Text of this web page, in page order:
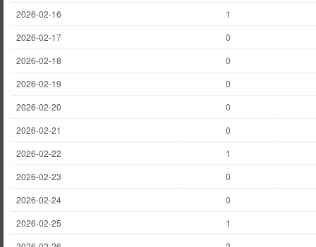
2026-02-16
1
2026-02-17
0
2026-02-18
0
2026-02-19
0
2026-02-20
0
2026-02-21
0
2026-02-22
1
2026-02-23
0
2026-02-24
0
2026-02-25
1